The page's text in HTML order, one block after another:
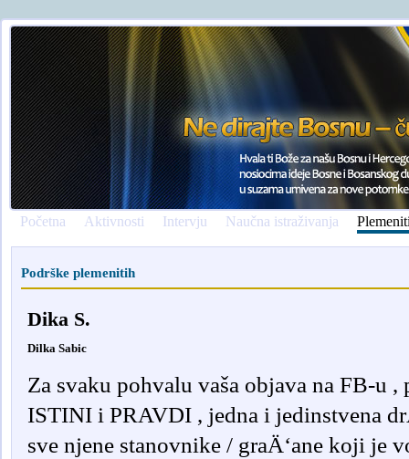
Početna Aktivnosti Intervju Naučna istraživanja
Podrške plemenitih
Dika S.
Dilka Sabic
Za svaku pohvalu vaša objava na FB-u ,
ISTINI i PRAVDI , jedna i jedinstvena
sve njene stanovnike / graÄ‘ane koji je